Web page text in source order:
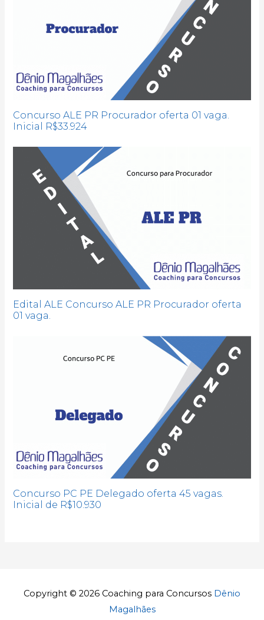
Concurso ALE PR Procurador oferta 01 vaga.
Inicial R$33.924
Edital ALE Concurso ALE PR Procurador oferta
01 vaga.
Concurso PC PE Delegado oferta 45 vagas.
Inicial de R$10.930
Copyright © 2026 Coaching para Concursos Dênio
Magalhães